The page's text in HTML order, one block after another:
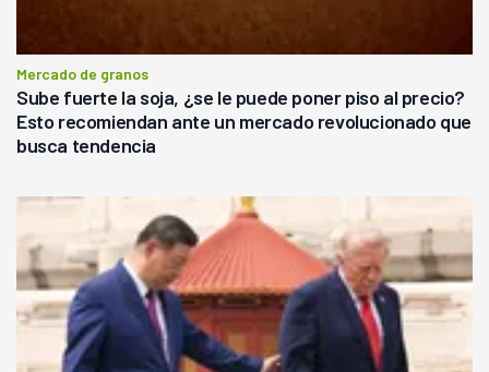
Mercado de granos
Sube fuerte la soja, ¿se le puede poner piso al precio?
Esto recomiendan ante un mercado revolucionado que
busca tendencia